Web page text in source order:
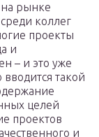
на рынке
коллег
проекты
и
– и это уже
вводится такой
целей
проектов
и